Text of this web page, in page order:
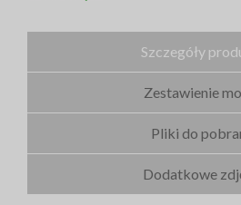
Szczegóły
Zestawienie
Pliki do
Dodatkowe